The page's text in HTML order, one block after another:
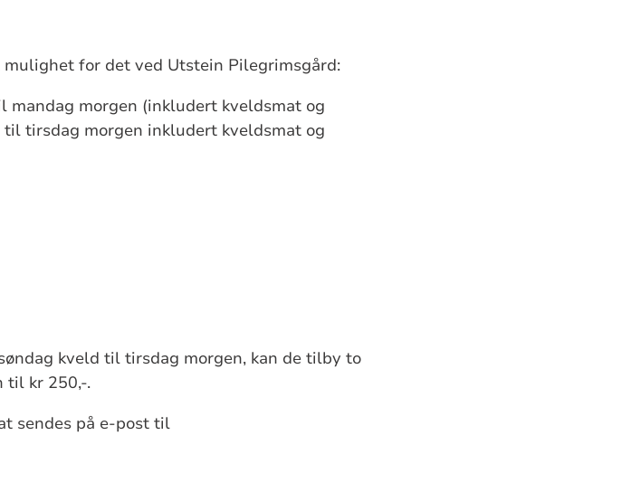
for det ved Utstein Pilegrimsgård:
morgen (inkludert kveldsmat og
tirsdag morgen inkludert kveldsmat og
kveld til tirsdag morgen, kan de tilby to
til kr 250,-.
sendes på e-post til